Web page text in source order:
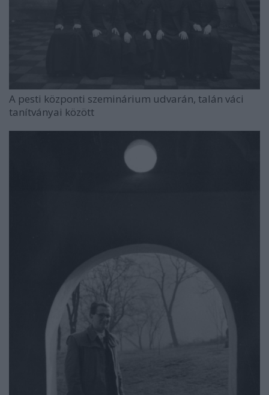
A pesti központi szeminárium udvarán, talán váci
tanítványai között